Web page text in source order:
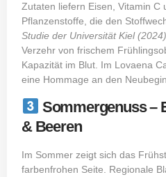
Zutaten liefern Eisen, Vitamin C
Pflanzenstoffe, die den
Studie der Universität Kiel (2024)
Verzehr von frischem
Kapazität im Blut. Im Lovaena
eine Hommage an den
Sommergenuss –
& Beeren
Im Sommer zeigt sich das
farbenfrohen Seite. Regionale